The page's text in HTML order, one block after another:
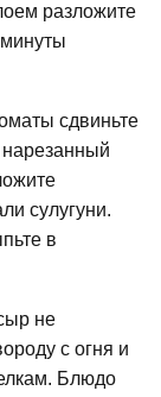
разложите
сдвиньте
сулугуни.
в
не
с огня и
Блюдо